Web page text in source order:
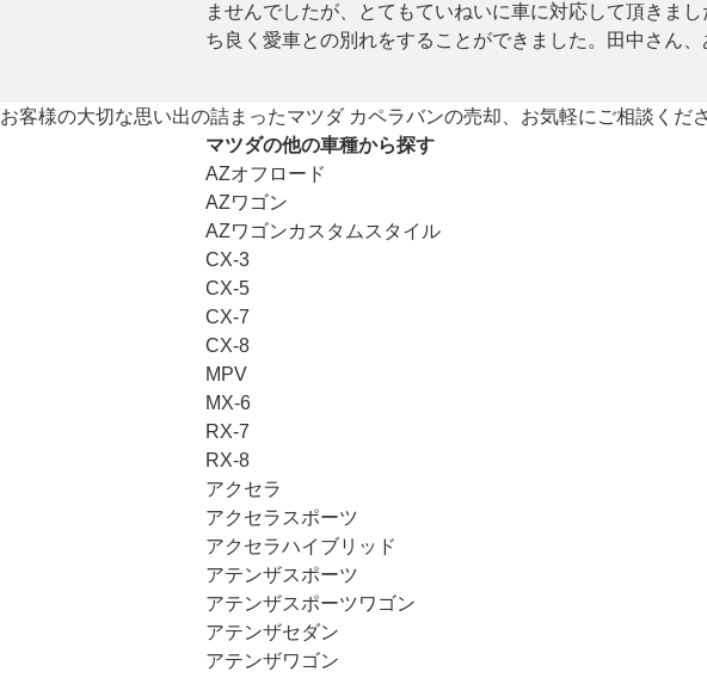
ませんでしたが、とてもていねいに車に対応して頂きま
ち良く愛車との別れをすることができました。田中さん、
お客様の大切な思い出の詰まったマツダ カペラバンの売却、お気軽にご相談くださ
マツダの他の車種から探す
AZオフロード
AZワゴン
AZワゴンカスタムスタイル
CX-3
CX-5
CX-7
CX-8
MPV
MX-6
RX-7
RX-8
アクセラ
アクセラスポーツ
アクセラハイブリッド
アテンザスポーツ
アテンザスポーツワゴン
アテンザセダン
アテンザワゴン